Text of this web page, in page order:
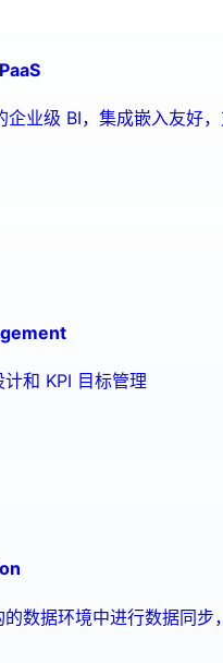
企业级 BI，集成嵌入友好
和 KPI 目标管理
数据环境中进行数据同步